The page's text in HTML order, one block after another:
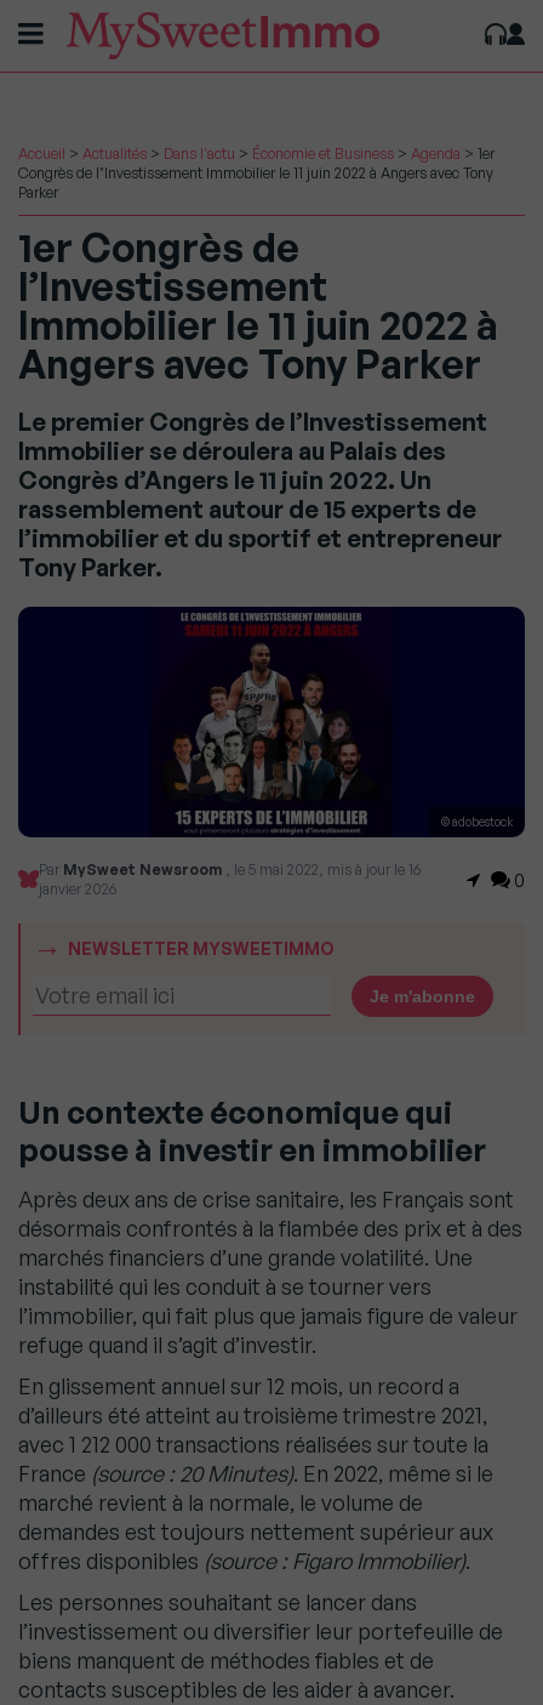
Accueil > Actualités > Dans l'actu > Économie et Business > Agenda > 1er
Congrès de l’Investissement Immobilier le 11 juin 2022 à Angers avec Tony
Parker
1er Congrès de
l’Investissement
Immobilier le 11 juin 2022 à
Angers avec Tony Parker
Le premier Congrès de l’Investissement
Immobilier se déroulera au Palais des
Congrès d’Angers le 11 juin 2022. Un
rassemblement autour de 15 experts de
l’immobilier et du sportif et entrepreneur
Tony Parker.
© adobestock
Par MySweet Newsroom , le 5 mai 2022, mis à jour le 16
janvier 2026
0
NEWSLETTER MYSWEETIMMO
Un contexte économique qui
pousse à investir en immobilier
Après deux ans de crise sanitaire, les Français sont
désormais confrontés à la flambée des prix et à des
marchés financiers d’une grande volatilité. Une
instabilité qui les conduit à se tourner vers
l’immobilier, qui fait plus que jamais figure de valeur
refuge quand il s’agit d’investir.
En glissement annuel sur 12 mois, un record a
d’ailleurs été atteint au troisième trimestre 2021,
avec 1 212 000 transactions réalisées sur toute la
France (source : 20 Minutes). En 2022, même si le
marché revient à la normale, le volume de
demandes est toujours nettement supérieur aux
offres disponibles (source : Figaro Immobilier).
Les personnes souhaitant se lancer dans
l’investissement ou diversifier leur portefeuille de
biens manquent de méthodes fiables et de
contacts susceptibles de les aider à avancer.